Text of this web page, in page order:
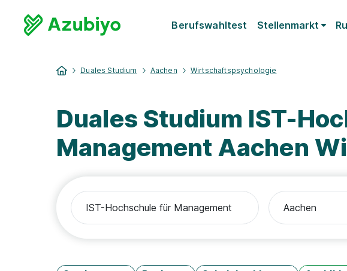
Berufswahltest Stellenmarkt
Duales Studium Aachen Wirtschaftspsychologie
Duales Studium IST-
Management Aachen